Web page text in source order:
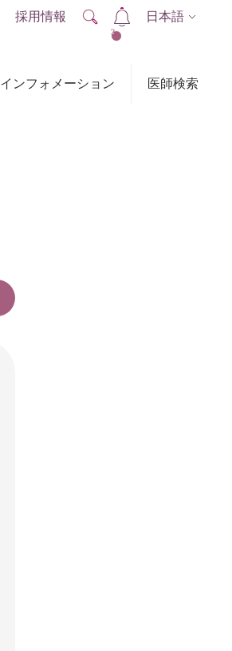
インフォメーション 医師検索
採用情報
2
日本語